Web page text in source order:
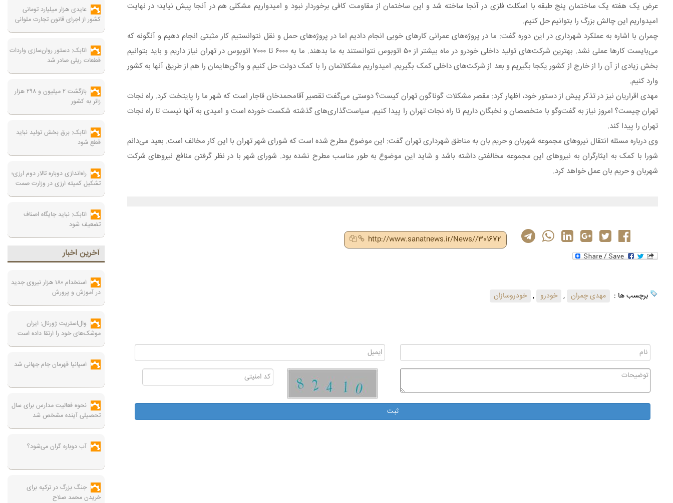
عرض یک هفته یک ساختمان پنج طبقه با اسکلت فلزی در آنجا ساخته شد و این ساختمان از مقاومت کافی برخوردار نبود و امیدواریم مشکلی هم در آنجا پیش نیاید؛ در نهایت
امیدواریم این چالش بزرگ را بتوانیم حل کنیم.
چمران با اشاره به عملکرد شهرداری در این دوره گفت: ما در پروژه‌های عمرانی کارهای خوبی انجام دادیم اما در پروژه‌های حمل‌ و نقل نتوانستیم کار مثبتی انجام دهیم و آنگونه که
می‌بایست کارها عملی نشد. بهترین شرکت‌های تولید داخلی خودرو در ماه بیشتر از ۵۰ اتوبوس نتوانستند به ما بدهند. ما به ۶۰۰۰ تا ۷۰۰۰ اتوبوس در تهران نیاز داریم و باید بتوانیم
بخش زیادی از آن را از خارج از کشور یکجا بگیریم و بعد از شرکت‌های داخلی کمک بگیریم. امیدواریم مشکلاتمان را با کمک دولت حل کنیم و واگن‌هایمان را هم از طریق آنها به کشور
وارد کنیم.
مهدی اقراریان نیز در تذکر پیش از دستور خود، اظهار کرد: مقصر مشکلات گوناگون تهران کیست؟ دوستی می‌گفت تقصیر آقامحمدخان قاجار است که شهر ما را پایتخت کرد. راه نجات
تهران چیست؟ امروز نیاز به گفت‌وگو با متخصصان و نخبگان داریم تا راه نجات تهران را پیدا کنیم. سیاست‌گذاری‌های گذشته شکست خورده است و امیدی به آنها نیست تا راه نجات
تهران را پیدا کند.
وی درباره مسئله انتقال نیروهای مجموعه شهربان و حریم بان به مناطق شهرداری تهران گفت: این موضوع مطرح شده است که شورای شهر تهران با این کار مخالف است. بعید می‌دانم
شورا با کمک به ایثارگران به نیروهای این مجموعه مخالفتی داشته باشد و شاید این موضوع به طور مناسب مطرح نشده بود. شورای شهر با در نظر گرفتن منافع نیروهای شرکت
شهربان و حریم بان عمل خواهد کرد.
http://www.sanatnews.ir/News//301672
برچسب ها : مهدی چمران , خودرو , خودروسازان
عایدی هزار میلیارد تومانی
کشور از اجرای قانون تجارت ملوانی
اتابک: دستور روان‌سازی واردات
قطعات ریلی صادر شد
بازگشت ۲ میلیون و ۲۹۸ هزار
زائر به کشور
اتابک: برق بخش تولید نباید
قطع شود
راه‌اندازی دوباره تالار دوم ارزی؛
تشکیل کمیته ارزی در وزارت صمت
اتابک: نباید جایگاه اصناف
تضعیف شود
آخرين اخبار
استخدام ۱۸۰ هزار نیروی جدید
در آموزش‌ و پرورش
وال‌استریت ژورنال: ایران
موشک‌های خود را ارتقا داده است
اسپانیا قهرمان جام جهانی شد
نحوه فعالیت مدارس برای سال
تحصیلی آینده مشخص شد
آب دوباره گران می‌شود؟
جنگ بزرگ در ترکیه برای
خریدن محمد صلاح